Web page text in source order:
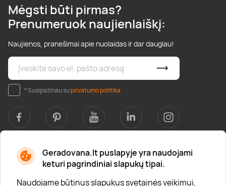
Geradovana.lt puslapyje yra naudojami
keturi pagrindiniai slapukų tipai.
Naudojame būtinus slapukus svetainės veikimui,
Mėgsti būti pirmas?
Prenumeruok naujienlaiškį:
Naujienos, pranešimai apie nuolaidas ir dar daugiau!
* Susipažinau suprivatumo politika
Apie mus
Apie „Gera Dovana“